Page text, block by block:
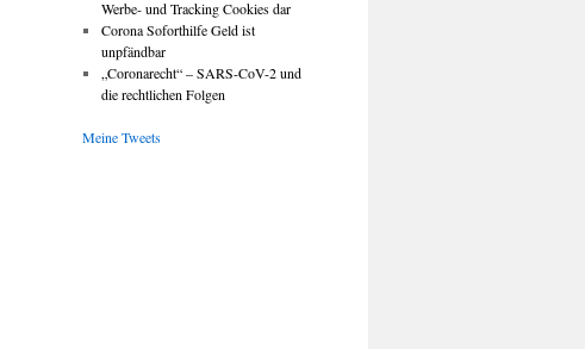
Werbe- und Tracking Cookies dar
Corona Soforthilfe Geld ist
unpfändbar
„Coronarecht“ – SARS-CoV-2 und
die rechtlichen Folgen
Meine Tweets